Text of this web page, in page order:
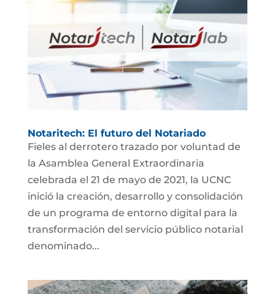
Notaritech: El futuro del Notariado
Fieles al derrotero trazado por voluntad de
la Asamblea General Extraordinaria
celebrada el 21 de mayo de 2021, la UCNC
inició la creación, desarrollo y consolidación
de un programa de entorno digital para la
transformación del servicio público notarial
denominado...